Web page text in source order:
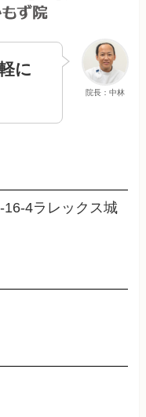
院長：中林
に
4ラレックス城